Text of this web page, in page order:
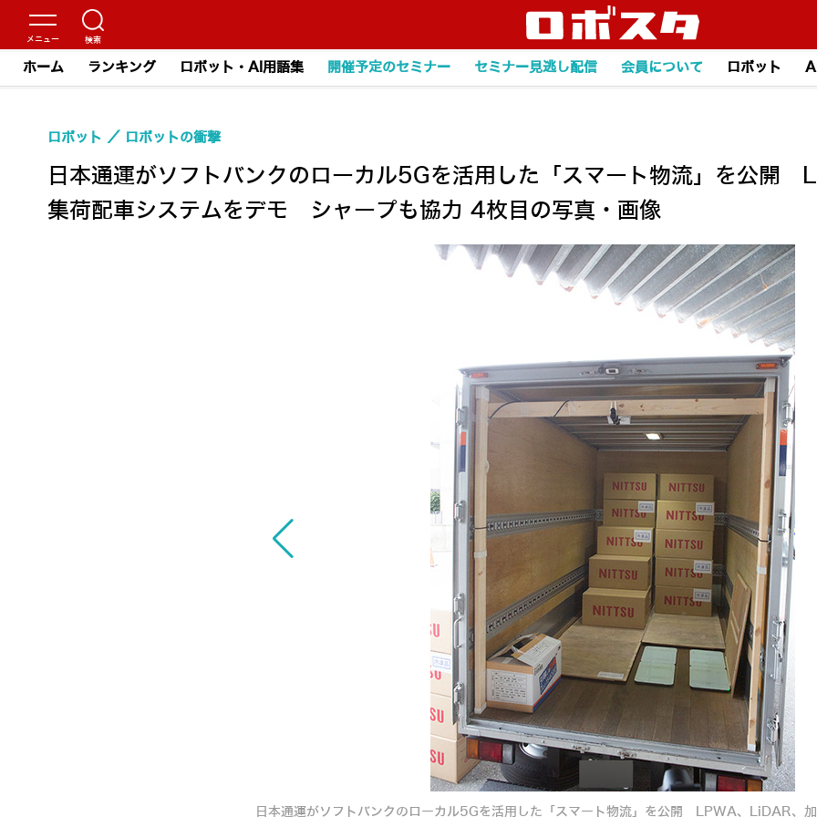
ホーム ランキング ロボット・AI用語集 開催予定のセミナー セミナー見逃し配信 会員について ロボット AI
日本通運がソフトバンクのローカル5Gを活用した「スマート物流」を公開
集荷配車システムをデモ シャープも協力 4枚目の写真・画像
ロボット ロボットの衝撃
日本通運がソフトバンクのローカル5Gを活用した「スマート物流」を公開 LPWA、LiDAR、